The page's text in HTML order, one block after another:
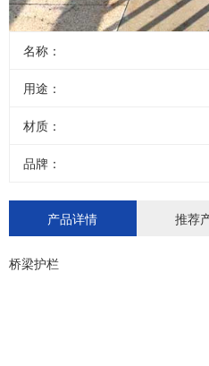
名称：
用途：
材质：
品牌：
产品详情 推荐
桥梁护栏